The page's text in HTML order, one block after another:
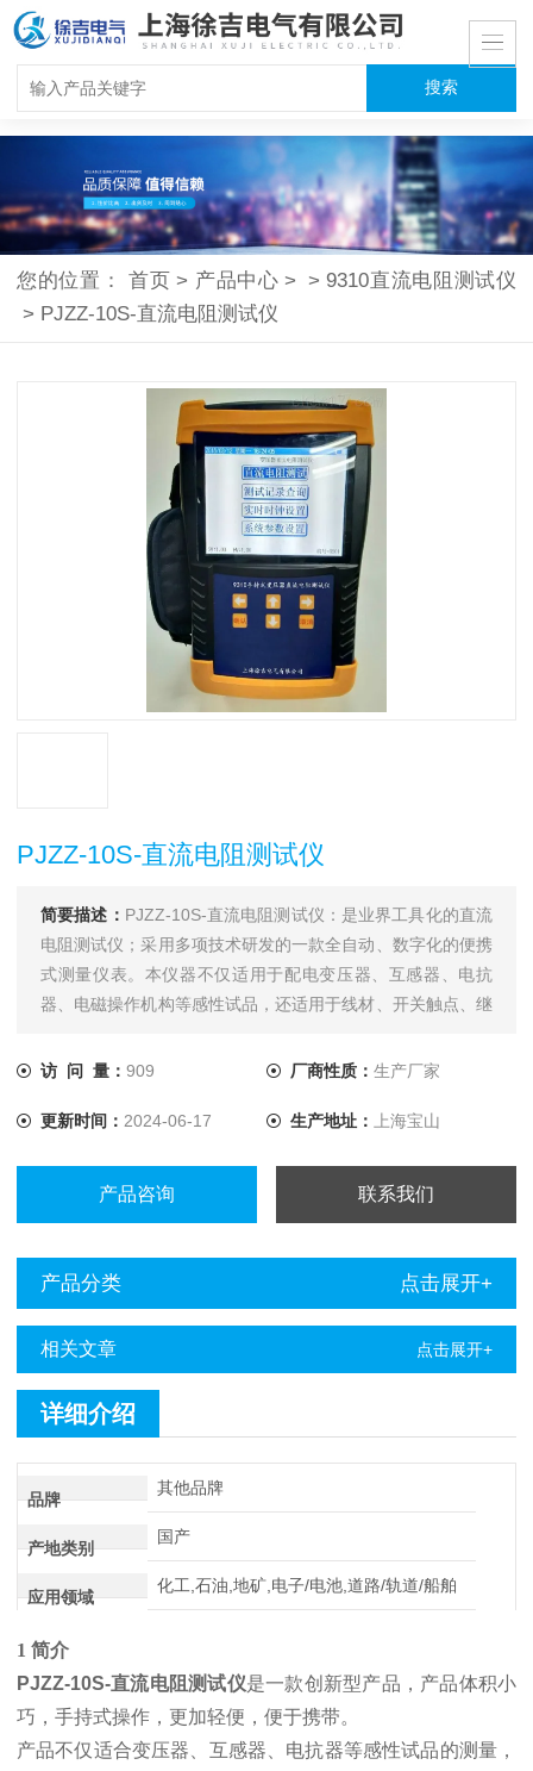
您的位置： 首页 > 产品中心 > > 9310直流电阻测试仪
> PJZZ-10S-直流电阻测试仪
PJZZ-10S-直流电阻测试仪
简要描述： PJZZ-10S-直流电阻测试仪：是业界工具化的直流
电阻测试仪；采用多项技术研发的一款全自动、数字化的便携
式测量仪表。本仪器不仅适用于配电变压器、互感器、电抗
器、电磁操作机构等感性试品，还适用于线材、开关触点、继
由于低压线圈采用铜箔绕制，电阻值极低，对此本仪器将电流
访 问 量： 909 厂商性质： 生产厂家
更新时间： 2024-06-17 生产地址： 上海宝山
产品咨询 联系我们
产品分类 点击展开+
相关文章 点击展开+
详细介绍
品牌
其他品牌
产地类别
国产
应用领域
化工,石油,地矿,电子/电池,道路/轨道/船舶
1 简介
PJZZ-10S-直流电阻测试仪是一款创新型产品，产品体积小
巧，手持式操作，更加轻便，便于携带。
产品不仅适合变压器、互感器、电抗器等感性试品的测量，